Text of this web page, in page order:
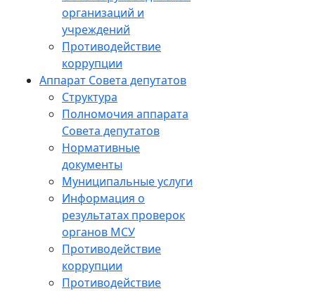
организаций и
учреждений
Противодействие
коррупции
Аппарат Совета депутатов
Структура
Полномочия аппарата
Совета депутатов
Нормативные
документы
Муниципальные услуги
Информация о
результатах проверок
органов МСУ
Противодействие
коррупции
Противодействие